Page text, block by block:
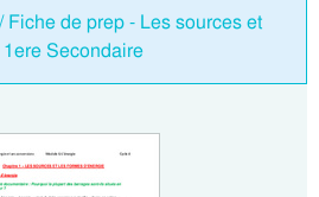
Fiche de prep - Les sources et
1ere Secondaire